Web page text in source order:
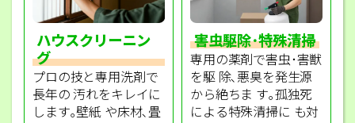
ハウスクリーニン
グ
プロの技と専用洗剤で
長年の 汚れをキレイに
します｡壁紙 や床材､畳
害虫駆除･特殊清掃
専用の薬剤で害虫･害獣
を駆 除､悪臭を発生源
から絶ちま す｡孤独死
による特殊清掃に も対